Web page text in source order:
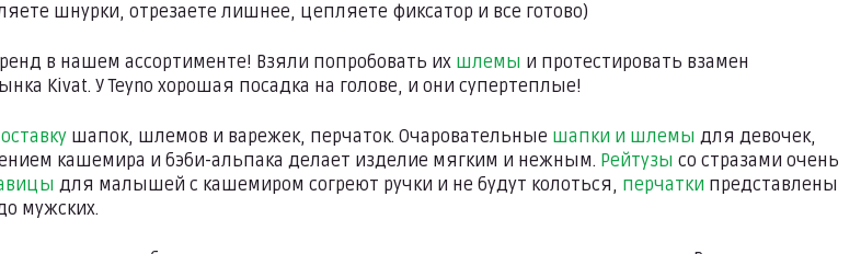
шнурки, отрезаете лишнее, цепляете фиксатор и все готово)
в нашем ассортименте! Взяли попробовать их шлемы и протестировать взамен
Kivat. У Teyno хорошая посадка на голове, и они супертеплые!
шапок, шлемов и варежек, перчаток. Очаровательные шапки и шлемы для девочек,
кашемира и бэби-альпака делает изделие мягким и нежным. Рейтузы со стразами очень
для малышей с кашемиром согреют ручки и не будут колоться, перчатки представлены
мужских.